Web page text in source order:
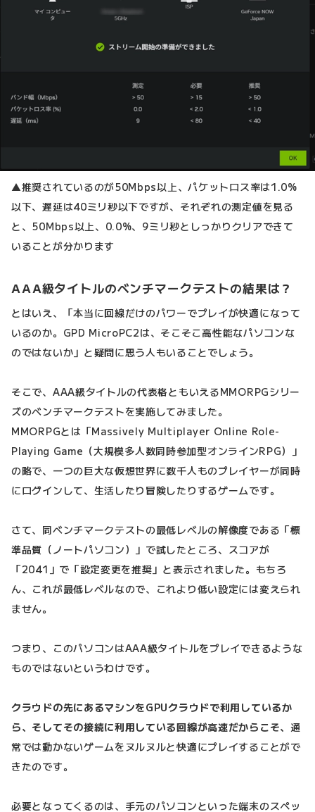
▲推奨されているのが50Mbps以上、パケットロス率は1.0%
以下、遅延は40ミリ秒以下ですが、それぞれの測定値を見る
と、50Mbps以上、0.0%、9ミリ秒としっかりクリアできて
いることが分かります
AAA級タイトルのベンチマークテストの結果は？
とはいえ、「本当に回線だけのパワーでプレイが快適になって
いるのか。GPD MicroPC2は、そこそこ高性能なパソコンな
のではないか」と疑問に思う人もいることでしょう。
そこで、AAA級タイトルの代表格ともいえるMMORPGシリー
ズのベンチマークテストを実施してみました。
MMORPGとは「Massively Multiplayer Online Role-
Playing Game（大規模多人数同時参加型オンラインRPG）」
の略で、一つの巨大な仮想世界に数千人ものプレイヤーが同時
にログインして、生活したり冒険したりするゲームです。
さて、同ベンチマークテストの最低レベルの解像度である「標
準品質（ノートパソコン）」で試したところ、スコアが
「2041」で「設定変更を推奨」と表示されました。もちろ
ん、これが最低レベルなので、これより低い設定には変えられ
ません。
つまり、このパソコンはAAA級タイトルをプレイできるような
ものではないというわけです。
クラウドの先にあるマシンをGPUクラウドで利用しているか
ら、そしてその接続に利用している回線が高速だからこそ、 通
常では動かないゲームをヌルヌルと快適にプレイすることがで
きたのです。
必要となってくるのは、手元のパソコンといった端末のスペッ